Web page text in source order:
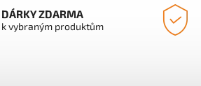
DÁRKY ZDARMA
k vybraným produktům